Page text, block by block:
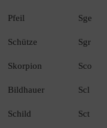
Pfeil Sge
Schütze Sgr
Skorpion Sco
Bildhauer Scl
Schild Sct